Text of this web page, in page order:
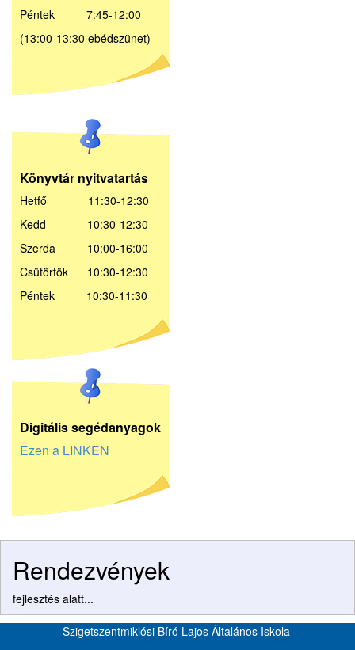
Péntek 7:45-12:00
(13:00-13:30 ebédszünet)
Könyvtár nyitvatartás
Hetfő 11:30-12:30
Kedd 10:30-12:30
Szerda 10:00-16:00
Csütörtök 10:30-12:30
Péntek 10:30-11:30
Digitális segédanyagok
Ezen a LINKEN
Rendezvények
fejlesztés alatt...
Szigetszentmiklósi Bíró Lajos Általános Iskola